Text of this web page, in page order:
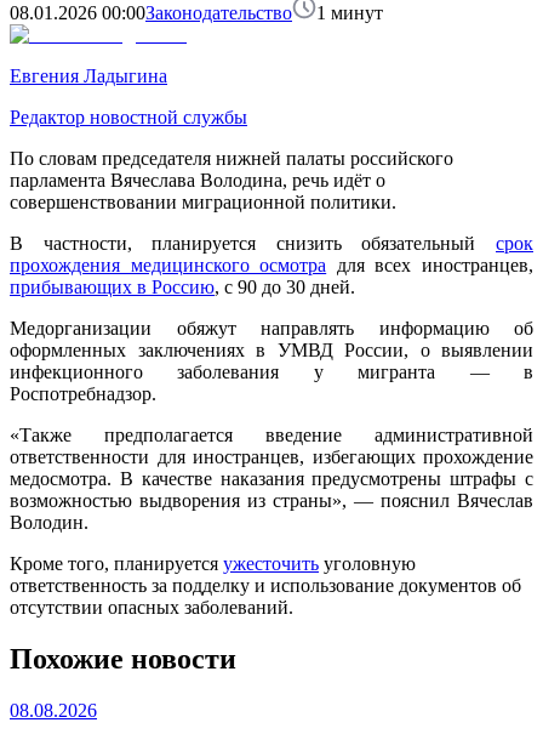
08.01.2026 00:00Законодательство 1 минут
Евгения Ладыгина
Редактор новостной службы
По словам председателя нижней палаты российского
парламента Вячеслава Володина, речь идёт о
совершенствовании миграционной политики.
В частности, планируется снизить обязательный срок
прохождения медицинского осмотра для всех иностранцев,
прибывающих в Россию, с 90 до 30 дней.
Медорганизации обяжут направлять информацию об
оформленных заключениях в УМВД России, о выявлении
инфекционного заболевания у мигранта — в
Роспотребнадзор.
«Также предполагается введение административной
ответственности для иностранцев, избегающих прохождение
медосмотра. В качестве наказания предусмотрены штрафы с
возможностью выдворения из страны», — пояснил Вячеслав
Володин.
Кроме того, планируется ужесточить уголовную
ответственность за подделку и использование документов об
отсутствии опасных заболеваний.
Похожие новости
08.08.2026